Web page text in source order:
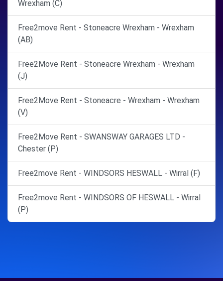
Wrexham (C)
Free2move Rent - Stoneacre Wrexham - Wrexham
(AB)
Free2Move Rent - Stoneacre Wrexham - Wrexham
(J)
Free2Move Rent - Stoneacre - Wrexham - Wrexham
(V)
Free2Move Rent - SWANSWAY GARAGES LTD -
Chester (P)
Free2move Rent - WINDSORS HESWALL - Wirral (F)
Free2move Rent - WINDSORS OF HESWALL - Wirral
(P)